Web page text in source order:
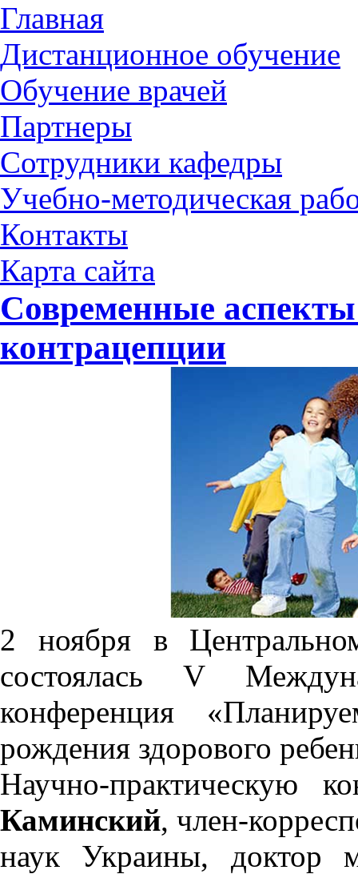
Главная
Дистанционное обучение
Обучение врачей
Партнеры
Сотрудники кафедры
Учебно-методическая
Контакты
Карта сайта
Современные
контрацепции
2 ноября в
состоялась V
конференция
рождения здорового
Научно-практическую
Каминский, член-
наук Украины, доктор